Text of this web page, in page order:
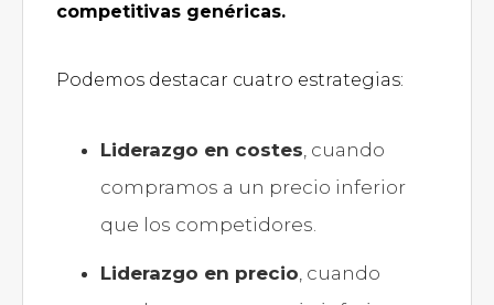
competitivas genéricas.
Podemos destacar cuatro estrategias:
Liderazgo en costes, cuando
compramos a un precio inferior
que los competidores.
Liderazgo en precio, cuando